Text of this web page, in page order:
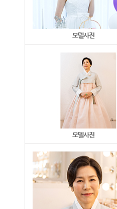
모델사진
모델사진